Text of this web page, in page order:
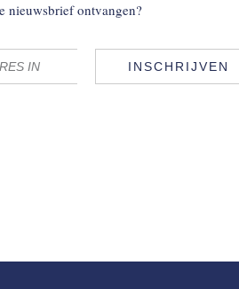
nieuwsbrief ontvangen?
INSCHRIJVEN